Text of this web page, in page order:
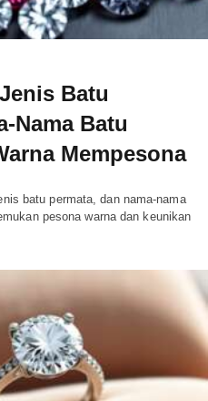
Batu
Nama Batu
Mempesona
batu permata, dan nama-nama
pesona warna dan keunikan